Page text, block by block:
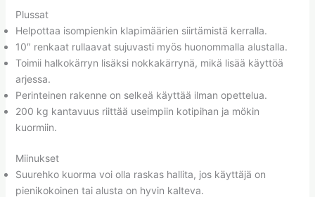
Plussat
Helpottaa isompienkin klapimäärien siirtämistä kerralla.
10″ renkaat rullaavat sujuvasti myös huonommalla alustalla.
Toimii halkokärryn lisäksi nokkakärrynä, mikä lisää käyttöä
arjessa.
Perinteinen rakenne on selkeä käyttää ilman opettelua.
200 kg kantavuus riittää useimpiin kotipihan ja mökin
kuormiin.
Miinukset
Suurehko kuorma voi olla raskas hallita, jos käyttäjä on
pienikokoinen tai alusta on hyvin kalteva.